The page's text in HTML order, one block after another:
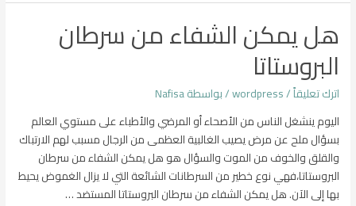
سرطان
الكلى
هل يمكن الشفاء من سرطان
البروستاتا
اترك تعليقاً/
wordpress/ بواسطةNafisa
اليوم ينشغل الناس من الأصحاء أو المرضي والأطباء على مستوي العالم
بسؤال ملح عن مرض يصيب الغالبية العظمى من الرجال مسبب لهم الارتباك
والقلق والخوف من الموت والسؤال هو هل يمكن الشفاء من سرطان
البروستاتا،فهي نوع خطير من السرطانات الشائعة التي لا يزال الغموض يحيط
بها إلى الآن. هل يمكن الشفاء من سرطان البروستاتا المستضد …